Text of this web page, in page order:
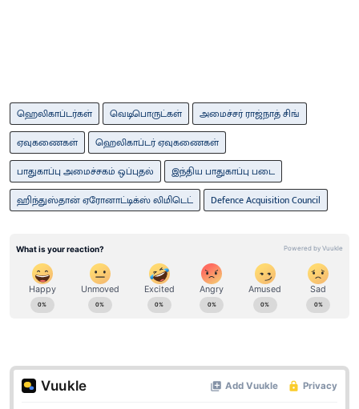
ஹெலிகாப்டர்கள் வெடிபொருட்கள்
அமைச்சர் ராஜ்நாத் சிங்
ஏவுகணைகள்
ஹெலிகாப்டர் ஏவுகணைகள்
பாதுகாப்பு அமைச்சகம் ஒப்புதல்
இந்திய பாதுகாப்பு படை
ஹிந்துஸ்தான் ஏரோனாட்டிக்ஸ் லிமிடெட்
Defence Acquisition Council